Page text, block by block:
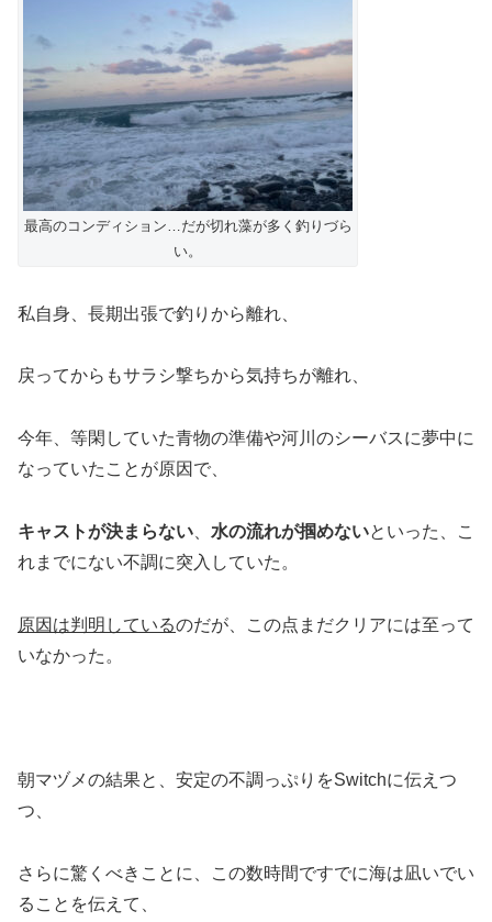
最高のコンディション…だが切れ藻が多く釣りづら
い。
私自身、長期出張で釣りから離れ、
戻ってからもサラシ撃ちから気持ちが離れ、
今年、等閑していた青物の準備や河川のシーバスに夢中に
なっていたことが原因で、
キャストが決まらない 水の流れが掴めないといった、こ
れまでにない不調に突入していた。
原因は判明しているのだが、この点まだクリアには至って
いなかった。
朝マヅメの結果と、安定の不調っぷりをSwitchに伝えつ
つ、
さらに驚くべきことに、この数時間ですでに海は凪いでい
ることを伝えて、